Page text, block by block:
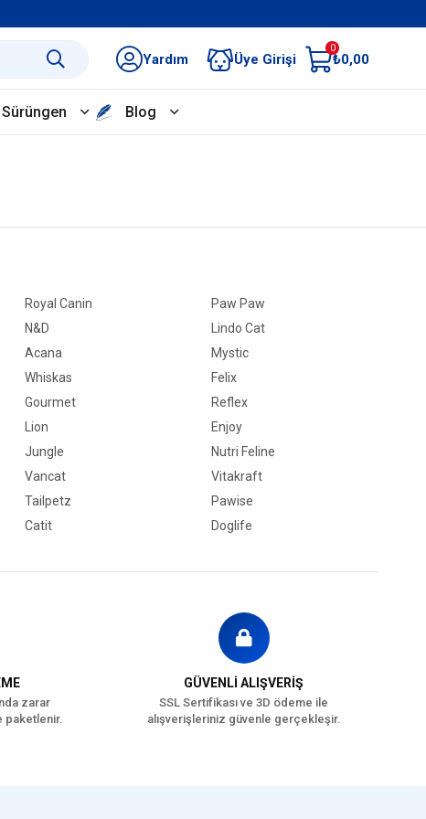
Yardım Üye Girişi
0
₺0,00
Sürüngen Blog
Royal Canin
Paw Paw
N&D
Lindo Cat
Acana
Mystic
Whiskas
Felix
Gourmet
Reflex
Lion
Enjoy
Jungle
Nutri Feline
Vancat
Vitakraft
Tailpetz
Pawise
Catit Doglife
zarar
paketlenir.
GÜVENLİ ALIŞVERİŞ
SSL Sertifikası ve 3D ödeme ile
alışverişleriniz güvenle gerçekleşir.